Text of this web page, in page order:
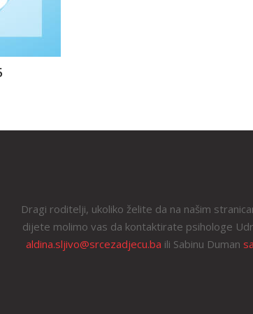
Dragi roditelji, ukoliko želite da na našim
dijete molimo vas da kontaktirate psihologe
aldina.sljivo@srcezadjecu.ba ili Sabinu Duman